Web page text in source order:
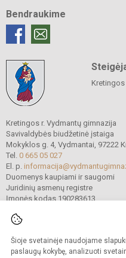
Šioje svetainėje naudojame
paslaugų kokybę, analizuoti
Bendraukime
Kretingos r. Vydmantų gimnazija
Savivaldybės biudžetinė įstaiga
Mokyklos g. 4, Vydmantai, 97222
Tel. 0 665 05 027
El. p.
Duomenys kaupiami ir saugomi
Juridinių asmenų registre
Įmonės kodas 190283613
© 2021. Kretingos r.
Kopijuoti turinį be raštiško